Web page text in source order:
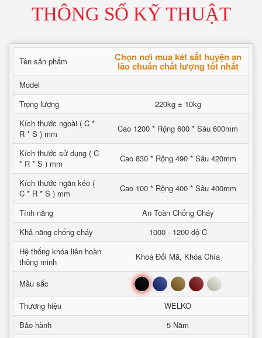
THÔNG SỐ KỸ THUẬT
Tên sản phẩm Chọn nơi mua két sắt huyện an
lão chuẩn chất lượng tốt nhất
Model
Trọng lượng
220kg ± 10kg
Kích thước ngoài ( C *
R * S ) mm
Cao 1200 * Rộng 600 * Sâu 600mm
Kích thước sử dụng ( C
* R * S ) mm
Cao 830 * Rộng 490 * Sâu 420mm
Kích thước ngăn kéo (
C * R * S ) mm
Cao 100 * Rộng 400 * Sâu 400mm
Tính năng
An Toàn Chống Cháy
Khả năng chống cháy
1000 - 1200 độ C
Hệ thống khóa liên hoàn
thông minh
Khoá Đổi Mã, Khóa Chìa
Mầu sắc Đen Xanh Nâu Đỏ Trắng
Thương hiệu
WELKO
Bảo hành
5 Năm